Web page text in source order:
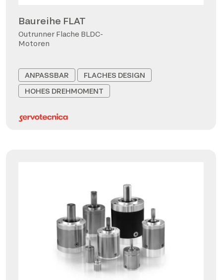
Baureihe FLAT
Outrunner Flache BLDC-
Motoren
ANPASSBAR
FLACHES DESIGN
HOHES DREHMOMENT